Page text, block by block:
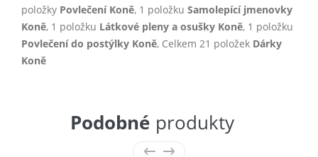
položky Povlečení Koně, 1 položku Samolepící jmenovky
Koně, 1 položku Látkové pleny a osušky Koně, 1 položku
Povlečení do postýlky Koně, Celkem 21 položek Dárky
Koně
Podobné produkty